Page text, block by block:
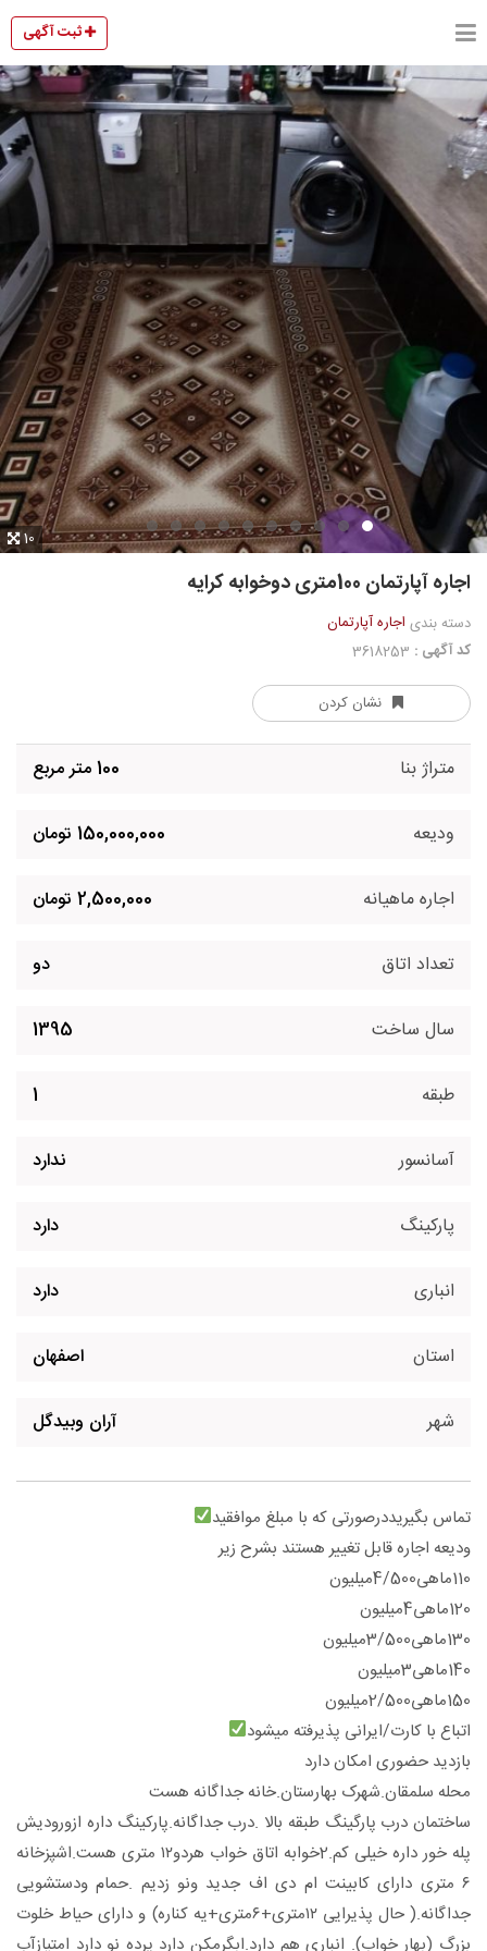
ثبت آگهی
10
اجاره آپارتمان 100متری دوخوابه کرایه
دسته بندی اجاره آپارتمان
کد آگهی :
نشان کردن
متراژ بنا 100 متر مربع
ودیعه 150,000,000 تومان
اجاره ماهیانه 2,500,000 تومان
تعداد اتاق دو
سال ساخت 1395
طبقه 1
آسانسور ندارد
پارکینگ دارد
انباری دارد
استان اصفهان
شهر آران وبیدگل
تماس بگیریددرصورتی که با مبلغ موافقید
ودیعه اجاره قابل تغییر هستند بشرح زیر
110ماهی4/500میلیون
120ماهی4میلیون
130ماهی3/500میلیون
140ماهی3میلیون
150ماهی2/500میلیون
اتباع با کارت/ایرانی پذیرفته میشود
بازدید حضوری امکان دارد
محله سلمقان.شهرک بهارستان.خانه جداگانه هست
ساختمان درب پارگینگ طبقه بالا .درب جداگانه.پارکینگ داره ازورودیش
پله خور داره خیلی کم.2خوابه اتاق خواب هردو۱۲ متری هست.اشپزخانه
۶ متری دارای کابینت ام دی اف جدید ونو زدیم .حمام ودستشویی
جداگانه.( حال پذیرایی ۱۲متری+۶متری+یه کناره) و دارای حیاط خلوت
بزرگ (بهار خواب). انباری هم دارد.ابگرمکن دارد پرده نو دارد امتیازآب